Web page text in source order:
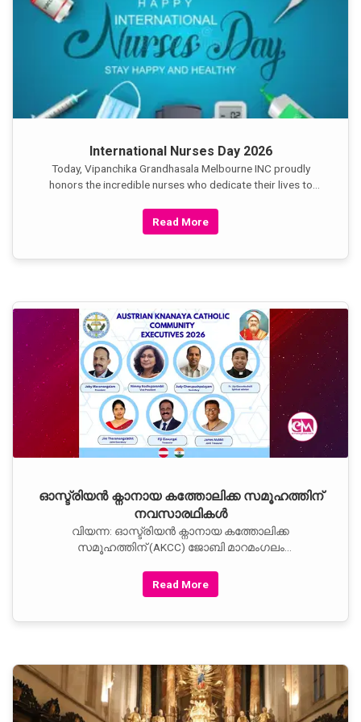
International Nurses Day 2026
Today, Vipanchika Grandhasala Melbourne INC proudly
honors the incredible nurses who dedicate their lives to
compassion and courage.
Read More
ഓസ്ട്രിയന്‍ ക്നാനായ കത്തോലിക്ക സമൂഹത്തിന്
നവസാരഥികള്‍
വിയന്ന: ഓസ്ട്രിയന്‍ ക്നാനായ കത്തോലിക്ക
സമൂഹത്തിന് (AKCC) ജോബി മാറമംഗലം
Read More